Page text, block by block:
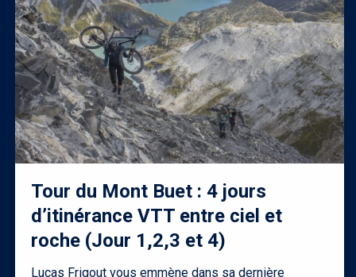
Tour du Mont Buet : 4 jours
d’itinérance VTT entre ciel et
roche (Jour 1,2,3 et 4)
Lucas Frigout vous emmène dans sa dernière